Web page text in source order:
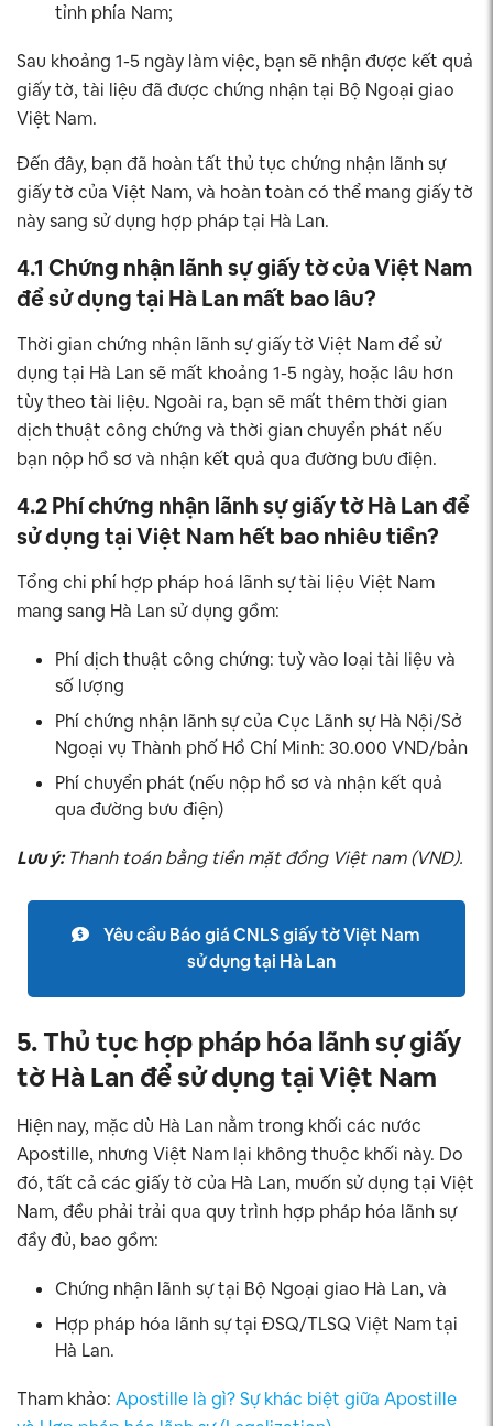
tỉnh phía Nam;
Sau khoảng 1-5 ngày làm việc, bạn sẽ nhận được kết quả
giấy tờ, tài liệu đã được chứng nhận tại Bộ Ngoại giao
Việt Nam.
Đến đây, bạn đã hoàn tất thủ tục chứng nhận lãnh sự
giấy tờ của Việt Nam, và hoàn toàn có thể mang giấy tờ
này sang sử dụng hợp pháp tại Hà Lan.
4.1 Chứng nhận lãnh sự giấy tờ của Việt Nam
để sử dụng tại Hà Lan mất bao lâu?
Thời gian chứng nhận lãnh sự giấy tờ Việt Nam để sử
dụng tại Hà Lan sẽ mất khoảng 1-5 ngày, hoặc lâu hơn
tùy theo tài liệu. Ngoài ra, bạn sẽ mất thêm thời gian
dịch thuật công chứng và thời gian chuyển phát nếu
bạn nộp hồ sơ và nhận kết quả qua đường bưu điện.
4.2 Phí chứng nhận lãnh sự giấy tờ Hà Lan để
sử dụng tại Việt Nam hết bao nhiêu tiền?
Tổng chi phí hợp pháp hoá lãnh sự tài liệu Việt Nam
mang sang Hà Lan sử dụng gồm:
Phí dịch thuật công chứng: tuỳ vào loại tài liệu và
số lượng
Phí chứng nhận lãnh sự của Cục Lãnh sự Hà Nội/Sở
Ngoại vụ Thành phố Hồ Chí Minh: 30.000 VND/bản
Phí chuyển phát (nếu nộp hồ sơ và nhận kết quả
qua đường bưu điện)
Lưu ý:Thanh toán bằng tiền mặt đồng Việt nam (VND).
Yêu cầu Báo giá CNLS giấy tờ Việt Nam
sử dụng tại Hà Lan
5. Thủ tục hợp pháp hóa lãnh sự giấy
tờ Hà Lan để sử dụng tại Việt Nam
Hiện nay, mặc dù Hà Lan nằm trong khối các nước
Apostille, nhưng Việt Nam lại không thuộc khối này. Do
đó, tất cả các giấy tờ của Hà Lan, muốn sử dụng tại Việt
Nam, đều phải trải qua quy trình hợp pháp hóa lãnh sự
đầy đủ, bao gồm:
Chứng nhận lãnh sự tại Bộ Ngoại giao Hà Lan, và
Hợp pháp hóa lãnh sự tại ĐSQ/TLSQ Việt Nam tại
Hà Lan.
Tham khảo: Apostille là gì? Sự khác biệt giữa Apostille